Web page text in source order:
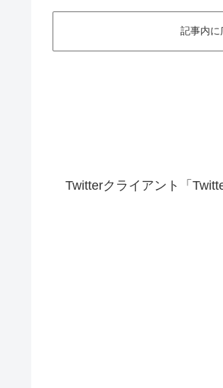
記事内に
Twitterクライアント「